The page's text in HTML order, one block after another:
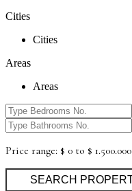
Cities
Cities
Areas
Areas
Price range: $ 0 to $ 1.500.000